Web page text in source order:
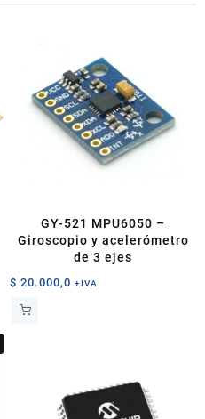
GY-521 MPU6050 –
Giroscopio y acelerómetro
de 3 ejes
$ 20.000,0 +IVA